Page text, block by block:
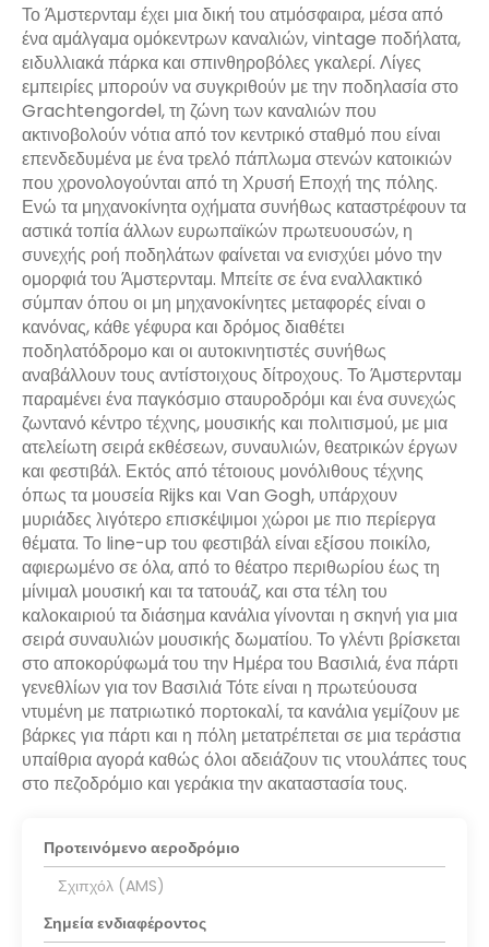
Το Άμστερνταμ έχει μια δική του ατμόσφαιρα, μέσα από
ένα αμάλγαμα ομόκεντρων καναλιών, vintage ποδήλατα,
ειδυλλιακά πάρκα και σπινθηροβόλες γκαλερί. Λίγες
εμπειρίες μπορούν να συγκριθούν με την ποδηλασία στο
Grachtengordel, τη ζώνη των καναλιών που
ακτινοβολούν νότια από τον κεντρικό σταθμό που είναι
επενδεδυμένα με ένα τρελό πάπλωμα στενών κατοικιών
που χρονολογούνται από τη Χρυσή Εποχή της πόλης.
Ενώ τα μηχανοκίνητα οχήματα συνήθως καταστρέφουν τα
αστικά τοπία άλλων ευρωπαϊκών πρωτευουσών, η
συνεχής ροή ποδηλάτων φαίνεται να ενισχύει μόνο την
ομορφιά του Άμστερνταμ. Μπείτε σε ένα εναλλακτικό
σύμπαν όπου οι μη μηχανοκίνητες μεταφορές είναι ο
κανόνας, κάθε γέφυρα και δρόμος διαθέτει
ποδηλατόδρομο και οι αυτοκινητιστές συνήθως
αναβάλλουν τους αντίστοιχους δίτροχους. Το Άμστερνταμ
παραμένει ένα παγκόσμιο σταυροδρόμι και ένα συνεχώς
ζωντανό κέντρο τέχνης, μουσικής και πολιτισμού, με μια
ατελείωτη σειρά εκθέσεων, συναυλιών, θεατρικών έργων
και φεστιβάλ. Εκτός από τέτοιους μονόλιθους τέχνης
όπως τα μουσεία Rijks και Van Gogh, υπάρχουν
μυριάδες λιγότερο επισκέψιμοι χώροι με πιο περίεργα
θέματα. Το line-up του φεστιβάλ είναι εξίσου ποικίλο,
αφιερωμένο σε όλα, από το θέατρο περιθωρίου έως τη
μίνιμαλ μουσική και τα τατουάζ, και στα τέλη του
καλοκαιριού τα διάσημα κανάλια γίνονται η σκηνή για μια
σειρά συναυλιών μουσικής δωματίου. Το γλέντι βρίσκεται
στο αποκορύφωμά του την Ημέρα του Βασιλιά, ένα πάρτι
γενεθλίων για τον Βασιλιά Τότε είναι η πρωτεύουσα
ντυμένη με πατριωτικό πορτοκαλί, τα κανάλια γεμίζουν με
βάρκες για πάρτι και η πόλη μετατρέπεται σε μια τεράστια
υπαίθρια αγορά καθώς όλοι αδειάζουν τις ντουλάπες τους
στο πεζοδρόμιο και γεράκια την ακαταστασία τους.
Προτεινόμενο αεροδρόμιο
Σχιπχόλ (AMS)
Σημεία ενδιαφέροντος